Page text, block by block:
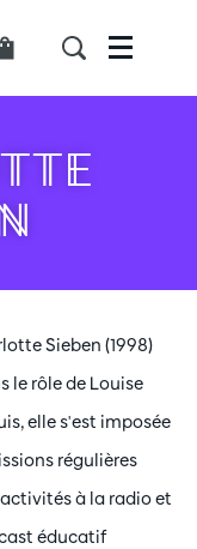
Menu
Sieben (1998)
le rôle de Louise
elle s'est imposée
régulières
à la radio et
éducatif